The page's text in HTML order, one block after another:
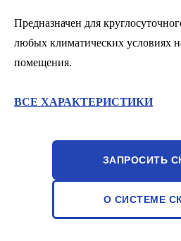
Предназначен для
любых климатических условиях
помещения.
ВСЕ ХАРАКТЕРИСТИКИ
ЗАПРОСИТЬ
О СИСТЕМЕ